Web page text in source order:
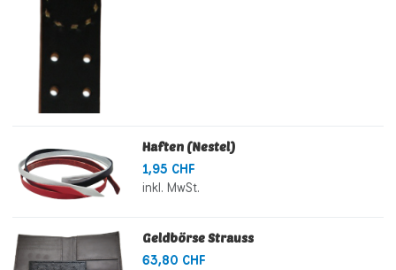
Haften (Nestel)
1,95 CHF
inkl. MwSt.
Geldbörse Strauss
63,80 CHF